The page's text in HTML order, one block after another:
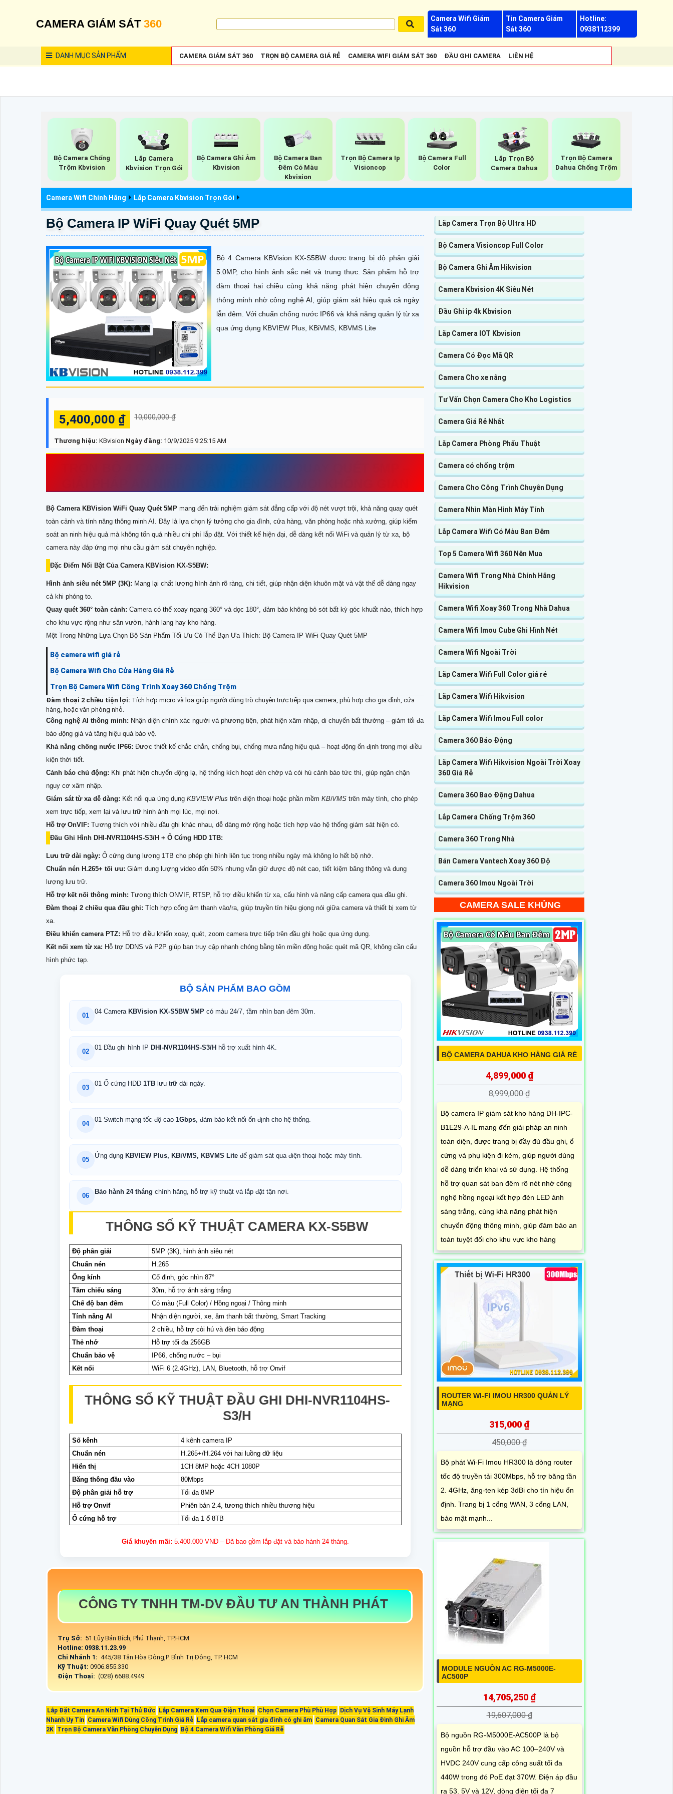
CAMERA GIÁM SÁT 360
Camera Wifi Giám
Sát 360
Tin Camera Giám
Sát 360
Hotline:
0938112399
DANH MỤCSẢN PHẨM CAMERA GIÁM SÁT 360 TRỌN BỘ CAMERA GIÁ RẺ CAMERA WIFI GIÁM SÁT 360 ĐẦU GHI CAMERA LIÊN HỆ
Bộ Camera Chống
Trộm Kbvision
Lắp Camera
Kbvision Trọn Gói
Bộ Camera Ghi Âm
Kbvision
Bộ Camera Ban
Đêm Có Màu
Kbvision
Trọn Bộ Camera Ip
Visioncop
Bộ Camera Full
Color
Lắp Trọn Bộ
Camera Dahua
Trọn Bộ Camera
Dahua Chống Trộm
Camera Wifi Chính Hãng Lắp Camera Kbvision Trọn Gói
Bộ Camera IP WiFi Quay Quét 5MP
Bộ 4 Camera KBVision KX-S5BW được trang bị độ phân giải
5.0MP, cho hình ảnh sắc nét và trung thực. Sản phẩm hỗ trợ
đàm thoại hai chiều cùng khả năng phát hiện chuyển động
thông minh nhờ công nghệ AI, giúp giám sát hiệu quả cả ngày
lẫn đêm. Với chuẩn chống nước IP66 và khả năng quản lý từ xa
qua ứng dụng KBVIEW Plus, KBiVMS, KBVMS Lite
5,400,000 ₫ 10,000,000 ₫
Thương hiệu: KBvision Ngày đăng: 10/9/2025 9:25:15 AM
Bộ Camera KBVision WiFi Quay Quét 5MP mang đến trải nghiệm giám sát đẳng cấp với độ nét vượt trội, khả năng quay quét
toàn cảnh và tính năng thông minh AI. Đây là lựa chọn lý tưởng cho gia đình, cửa hàng, văn phòng hoặc nhà xưởng, giúp kiểm
soát an ninh hiệu quả mà không tốn quá nhiều chi phí lắp đặt. Với thiết kế hiện đại, dễ dàng kết nối WiFi và quản lý từ xa, bộ
camera này đáp ứng mọi nhu cầu giám sát chuyên nghiệp.
Đặc Điểm Nổi Bật Của Camer​a KBVision KX-S5BW:
Hình ảnh siêu nét 5MP (3K): Mang lại chất lượng hình ảnh rõ ràng, chi tiết, giúp nhận diện khuôn mặt và vật thể dễ dàng ngay
cả khi phóng to.
Quay quét 360° toàn cảnh: Camera có thể xoay ngang 360° và dọc 180°, đảm bảo không bỏ sót bất kỳ góc khuất nào, thích hợp
cho khu vực rộng như sân vườn, hành lang hay kho hàng.
Một Trong Những Lựa Chọn Bộ Sản Phẩm Tối Ưu Có Thể Bạn Ưa Thích: Bộ Camera IP WiFi Quay Quét 5MP
Bộ camera wifi giá rẻ
Bộ Camera Wifi Cho Cửa Hàng Giá Rẻ
Trọn Bộ Camera Wifi Công Trình Xoay 360 Chống Trộm
Đàm thoại 2 chiều tiện lợi: Tích hợp micro và loa giúp người dùng trò chuyện trực tiếp qua camera, phù hợp cho gia đình, cửa
hàng, hoặc văn phòng nhỏ.
Công nghệ AI thông minh: Nhận diện chính xác người và phương tiện, phát hiện xâm nhập, di chuyển bất thường – giảm tối đa
báo động giả và tăng hiệu quả bảo vệ.
Khả năng chống nước IP66: Được thiết kế chắc chắn, chống bụi, chống mưa nắng hiệu quả – hoạt động ổn định trong mọi điều
kiện thời tiết.
Cảnh báo chủ động: Khi phát hiện chuyển động lạ, hệ thống kích hoạt đèn chớp và còi hú cảnh báo tức thì, giúp ngăn chặn
nguy cơ xâm nhập.
Giám sát từ xa dễ dàng: Kết nối qua ứng dụng KBVIEW Plus trên điện thoại hoặc phần mềm KBiVMS trên máy tính, cho phép
xem trực tiếp, xem lại và lưu trữ hình ảnh mọi lúc, mọi nơi.
Hỗ trợ OnVIF: Tương thích với nhiều đầu ghi khác nhau, dễ dàng mở rộng hoặc tích hợp vào hệ thống giám sát hiện có.
Đầu Ghi Hình DHI-NVR1104HS-S3/H + Ổ Cứng HDD 1TB:
Lưu trữ dài ngày: Ổ cứng dung lượng 1TB cho phép ghi hình liên tục trong nhiều ngày mà không lo hết bộ nhớ.
Chuẩn nén H.265+ tối ưu: Giảm dung lượng video đến 50% nhưng vẫn giữ được độ nét cao, tiết kiệm băng thông và dung
lượng lưu trữ.
Hỗ trợ kết nối thông minh: Tương thích ONVIF, RTSP, hỗ trợ điều khiển từ xa, cấu hình và nâng cấp camera qua đầu ghi.
Đàm thoại 2 chiều qua đầu ghi: Tích hợp cổng âm thanh vào/ra, giúp truyền tín hiệu giọng nói giữa camera và thiết bị xem từ
xa.
Điều khiển camera PTZ: Hỗ trợ điều khiển xoay, quét, zoom camera trực tiếp trên đầu ghi hoặc qua ứng dụng.
Kết nối xem từ xa: Hỗ trợ DDNS và P2P giúp bạn truy cập nhanh chóng bằng tên miền động hoặc quét mã QR, không cần cấu
hình phức tạp.
BỘ SẢN PHẨM BAO GỒM
01
04 Camera KBVision KX-S5BW 5MPcó màu 24/7, tầm nhìn ban đêm 30m.
02
01 Đầu ghi hình IP DHI-NVR1104HS-S3/Hhỗ trợ xuất hình 4K.
03
01 Ổ cứng HDD 1TBlưu trữ dài ngày.
04
01 Switch mạng tốc độ cao 1Gbps, đảm bảo kết nối ổn định cho hệ thống.
05
Ứng dụng KBVIEW Plus, KBiVMS, KBVMS Liteđể giám sát qua điện thoại hoặc máy tính.
06
Bảo hành 24 tháng chính hãng, hỗ trợ kỹ thuật và lắp đặt tận nơi.
THÔNG SỐ KỸ THUẬT CAMERA KX-S5BW
Độ phân giải
5MP (3K), hình ảnh siêu nét
Chuẩn nén
H.265
Ống kính
Cố định, góc nhìn 87°
Tầm chiếu sáng
30m, hỗ trợ ánh sáng trắng
Chế độ ban đêm
Có màu (Full Color) / Hồng ngoại / Thông minh
Tính năng AI
Nhận diện người, xe, âm thanh bất thường, Smart Tracking
Đàm thoại
2 chiều, hỗ trợ còi hú và đèn báo động
Thẻ nhớ
Hỗ trợ tối đa 256GB
Chuẩn bảo vệ
IP66, chống nước – bụi
Kết nối
WiFi 6 (2.4GHz), LAN, Bluetooth, hỗ trợ Onvif
THÔNG SỐ KỸ THUẬT ĐẦU GHI DHI-NVR1104HS-
S3/H
Số kênh
4 kênh camera IP
Chuẩn nén
H.265+/H.264 với hai luồng dữ liệu
Hiển thị
1CH 8MP hoặc 4CH 1080P
Băng thông đầu vào
80Mbps
Độ phân giải hỗ trợ
Tối đa 8MP
Hỗ trợ Onvif
Phiên bản 2.4, tương thích nhiều thương hiệu
Ổ cứng hỗ trợ
Tối đa 1 ổ 8TB
Giá khuyến mãi: 5.400.000 VNĐ – Đã bao gồm lắp đặt và bảo hành 24 tháng.
CÔNG TY TNHH TM-DV ĐẦU TƯ AN THÀNH PHÁT
Trụ Sở: 51 Lũy Bán Bích, Phú Thạnh, TP.HCM
Hotline: 0938.11.23.99
Chi Nhánh 1: 445/38 Tân Hòa Đông,P. Bình Trị Đông, TP. HCM
Kỹ Thuật: 0906.855.330
Điện Thoại: (028) 6688.4949
Lắp Đặt Camera An Ninh Tại Thủ Đức Lắp Camera Xem Qua Điện Thoại Chọn Camera Phù Phù Hợp Dịch Vụ Vệ Sinh Máy Lạnh
Nhanh Uy Tín Camera Wifi Dùng Công Trình Giá Rẻ Lắp camera quan sát gia đình có ghi âm Camera Quan Sát Gia Đình Ghi Âm
2K Trọn Bộ Camera Văn Phòng Chuyên Dụng Bộ 4 Camera Wifi Văn Phòng Giá Rẻ
Lắp Camera Trọn Bộ Ultra HD
Bộ Camera Visioncop Full Color
Bộ Camera Ghi Âm Hikvision
Camera Kbvision 4K Siêu Nét
Đầu Ghi ip 4k Kbvision
Lắp Camera IOT Kbvision
Camera Có Đọc Mã QR
Camera Cho xe nâng
Tư Vấn Chọn Camera Cho Kho Logistics
Camera Giá Rẻ Nhất
Lắp Camera Phòng Phẩu Thuật
Camera có chống trộm
Camera Cho Công Trình Chuyên Dụng
Camera Nhìn Màn Hình Máy Tính
Lắp Camera Wifi Có Màu Ban Đêm
Top 5 Camera Wifi 360 Nên Mua
Camera Wifi Trong Nhà Chính Hãng
Hikvision
Camera Wifi Xoay 360 Trong Nhà Dahua
Camera Wifi Imou Cube Ghi Hình Nét
Camera Wifi Ngoài Trời
Lắp Camera Wifi Full Color giá rẻ
Lắp Camera Wifi Hikvision
Lắp Camera Wifi Imou Full color
Camera 360 Báo Động
Lắp Camera Wifi Hikvision Ngoài Trời Xoay
360 Giá Rẻ
Camera 360 Bao Động Dahua
Lắp Camera Chống Trộm 360
Camera 360 Trong Nhà
Bán Camera Vantech Xoay 360 Độ
Camera 360 Imou Ngoài Trời
CAMERA SALE KHỦNG
BỘ CAMERA DAHUA KHO HÀNG GIÁ RẺ
4,899,000 ₫
8,999,000 ₫
Bộ camera IP giám sát kho hàng DH-IPC-
B1E29-A-IL mang đến giải pháp an ninh
toàn diện, được trang bị đầy đủ đầu ghi, ổ
cứng và phụ kiện đi kèm, giúp người dùng
dễ dàng triển khai và sử dụng. Hệ thống
hỗ trợ quan sát ban đêm rõ nét nhờ công
nghệ hồng ngoại kết hợp đèn LED ánh
sáng trắng, cùng khả năng phát hiện
chuyển động thông minh, giúp đảm bảo an
toàn tuyệt đối cho khu vực kho hàng
ROUTER WI-FI IMOU HR300 QUẢN LÝ
MẠNG
315,000 ₫
450,000 ₫
Bộ phát Wi-Fi Imou HR300 là dòng router
tốc độ truyền tải 300Mbps, hỗ trợ băng tần
2. 4GHz, ăng-ten kép 3dBi cho tín hiệu ổn
định. Trang bị 1 cổng WAN, 3 cổng LAN,
bảo mật mạnh...
MODULE NGUỒN AC RG-M5000E-
AC500P
14,705,250 ₫
19,607,000 ₫
Bộ nguồn RG-M5000E-AC500P là bộ
nguồn hỗ trợ đầu vào AC 100–240V và
HVDC 240V cung cấp công suất tối đa
440W trong đó PoE đạt 370W. Điện áp đầu
ra 53. 5V và 12V, dòng điện tối đa 7